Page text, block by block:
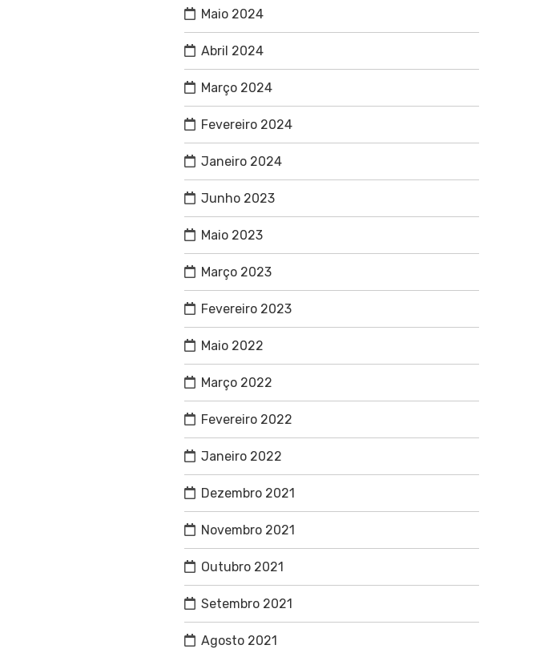
Maio 2024
Abril 2024
Março 2024
Fevereiro 2024
Janeiro 2024
Junho 2023
Maio 2023
Março 2023
Fevereiro 2023
Maio 2022
Março 2022
Fevereiro 2022
Janeiro 2022
Dezembro 2021
Novembro 2021
Outubro 2021
Setembro 2021
Agosto 2021